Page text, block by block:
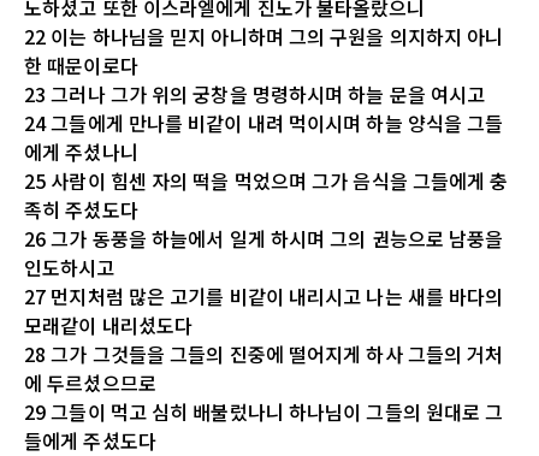
노하셨고 또한 이스라엘에게 진노가 불타올랐으니
22 이는 하나님을 믿지 아니하며 그의 구원을 의지하지 아니
한 때문이로다
23 그러나 그가 위의 궁창을 명령하시며 하늘 문을 여시고
24 그들에게 만나를 비같이 내려 먹이시며 하늘 양식을 그들
에게 주셨나니
25 사람이 힘센 자의 떡을 먹었으며 그가 음식을 그들에게 충
족히 주셨도다
26 그가 동풍을 하늘에서 일게 하시며 그의 권능으로 남풍을
인도하시고
27 먼지처럼 많은 고기를 비같이 내리시고 나는 새를 바다의
모래같이 내리셨도다
28 그가 그것들을 그들의 진중에 떨어지게 하사 그들의 거처
에 두르셨으므로
29 그들이 먹고 심히 배불렀나니 하나님이 그들의 원대로 그
들에게 주셨도다